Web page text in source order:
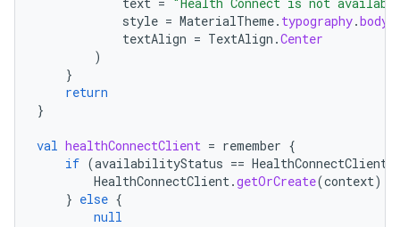
style = MaterialTheme. typography.
textAlign = TextAlign .Center
)
}
return
}
val healthConnectClient = remember {
if (availabilityStatus == HealthConnectClient
HealthConnectClient.getOrCreate(context)
} else {
null